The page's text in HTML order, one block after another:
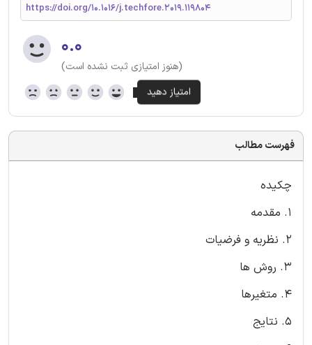
https://doi.org/10.1016/j.techfore.2019.119804
۰.۰
(هنوز امتیازی ثبت نشده است)
فهرست مطالب
چکیده
1. مقدمه
2. نظریه و فرضیات
3. روش ها
4. متغیرها
5. نتایج